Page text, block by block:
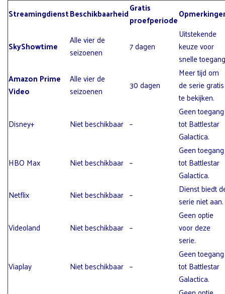
StreamingdienstBeschikbaarheidGratis
proefperiode
SkyShowtime
Alle vier de
seizoenen
7 dagen
Uitstekende
keuze voor
snelle
Amazon Prime
Video
Alle vier de
seizoenen
30 dagen
Meer tijd om
de serie gratis
te bekijken.
Disney+
Niet beschikbaar –
Geen toegang
tot Battlestar
Galactica.
HBO Max
Niet beschikbaar –
Geen toegang
tot Battlestar
Galactica.
Netflix
Niet beschikbaar –
Dienst biedt
serie niet aan.
Videoland
Niet beschikbaar –
Geen optie
voor deze
serie.
Viaplay
Niet beschikbaar –
Geen toegang
tot Battlestar
Galactica.